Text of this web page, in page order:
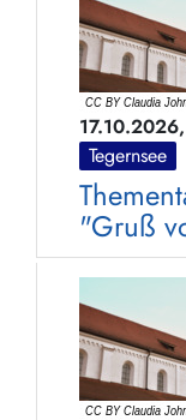
Tegernsee
"Gruß